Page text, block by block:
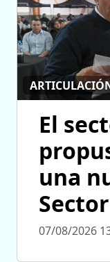
El
una
07/08/2026